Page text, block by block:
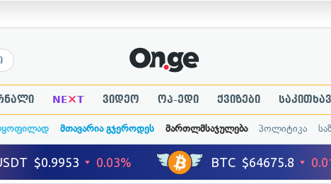
NE×T ვიდეო ოპ-ედი ქვიზები
მთავარია გჯეროდეს მართლმსაჯულება პოლიტიკა